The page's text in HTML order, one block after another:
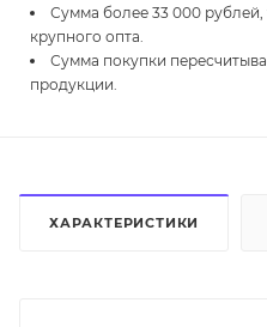
Сумма более 33 000 рублей,
крупного опта.
Сумма покупки
продукции.
ХАРАКТЕРИСТИКИ